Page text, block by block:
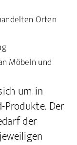
Orten
Möbeln und
um in
Der
der